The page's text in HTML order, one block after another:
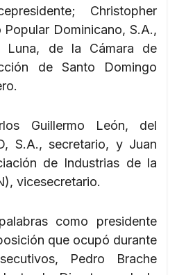
Christopher
Popular Dominicano, S.A.,
Luna, de la Cámara de
de Santo Domingo
Guillermo León, del
S.A., secretario, y Juan
de Industrias de la
vicesecretario.
como presidente
que ocupó durante
Pedro Brache